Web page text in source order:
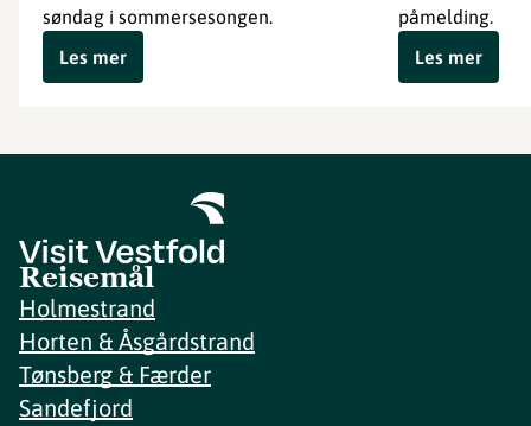
søndag i sommersesongen.
Les mer
påmelding.
Les mer
Reisemål
Holmestrand
Horten & Åsgårdstrand
Tønsberg & Færder
Sandefjord